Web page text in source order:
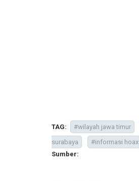
TAG:
#wilayah jawa timur
surabaya
#informasi hoax
Sumber: